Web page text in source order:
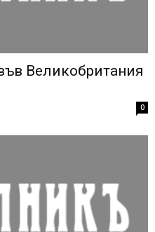
Великобритания
0